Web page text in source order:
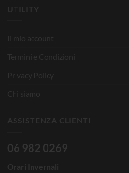
UTILITY
Il mio account
Termini e Condizioni
Privacy Policy
Chi siamo
ASSISTENZA CLIENTI
06 982 0269
Orari Invernali